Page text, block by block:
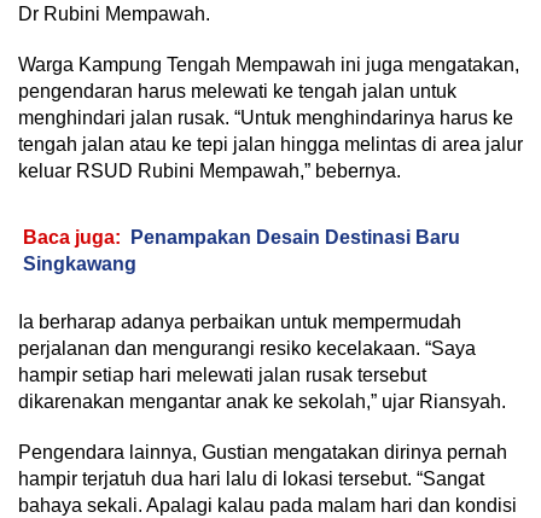
Dr Rubini Mempawah.
Warga Kampung Tengah Mempawah ini juga mengatakan,
pengendaran harus melewati ke tengah jalan untuk
menghindari jalan rusak. “Untuk menghindarinya harus ke
tengah jalan atau ke tepi jalan hingga melintas di area jalur
keluar RSUD Rubini Mempawah,” bebernya.
Baca juga:
Penampakan Desain Destinasi Baru
Singkawang
Ia berharap adanya perbaikan untuk mempermudah
perjalanan dan mengurangi resiko kecelakaan. “Saya
hampir setiap hari melewati jalan rusak tersebut
dikarenakan mengantar anak ke sekolah,” ujar Riansyah.
Pengendara lainnya, Gustian mengatakan dirinya pernah
hampir terjatuh dua hari lalu di lokasi tersebut. “Sangat
bahaya sekali. Apalagi kalau pada malam hari dan kondisi